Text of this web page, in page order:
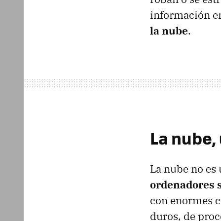
información
la nube.
La
La nube no
ordenadores
con enormes
duros, de